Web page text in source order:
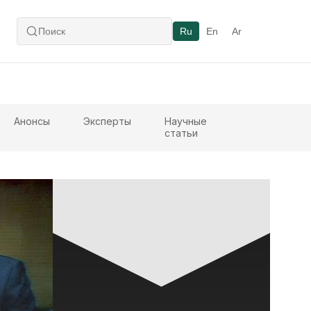
Ru En Ar
Анонсы Эксперты
Научные
статьи